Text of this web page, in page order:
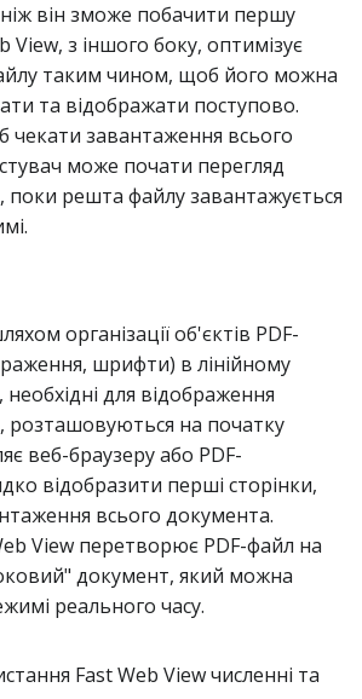
він зможе побачити першу
View, з іншого боку, оптимізує
таким чином, щоб його можна
та відображати поступово.
чекати завантаження всього
може почати перегляд
поки решта файлу завантажується
організації об'єктів PDF-
шрифти) в лінійному
для відображення
розташовуються на початку
веб-браузеру або PDF-
відобразити перші сторінки,
всього документа.
View перетворює PDF-файл на
документ, який можна
реального часу.
Fast Web View численні та